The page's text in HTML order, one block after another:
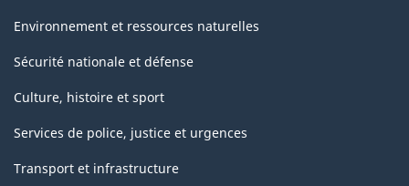
Environnement et ressources naturelles
Sécurité nationale et défense
Culture, histoire et sport
Services de police, justice et urgences
Transport et infrastructure